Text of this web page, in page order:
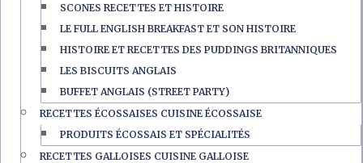
SCONES RECETTES ET HISTOIRE
LE FULL ENGLISH BREAKFAST ET SON HISTOIRE
HISTOIRE ET RECETTES DES PUDDINGS BRITANNIQUES
LES BISCUITS ANGLAIS
BUFFET ANGLAIS (STREET PARTY)
RECETTES ÉCOSSAISES CUISINE ÉCOSSAISE
PRODUITS ÉCOSSAIS ET SPÉCIALITÉS
RECETTES GALLOISES CUISINE GALLOISE